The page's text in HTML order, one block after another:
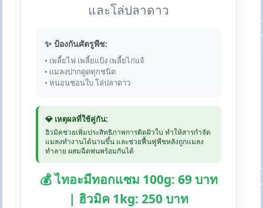
และโล่ปลาดาว
✨ ป้องกันศัตรูพืช:
• เพลี้ยไฟ เพลี้ยแป้ง เพลี้ยไก่แจ้
• แมลงปากดูดทุกชนิด
• หนอนชอนใบ โล่ปลาดาว
💎 เหตุผลที่ใช้คู่กัน:
ฮิวมิคช่วยเพิ่มประสิทธิภาพการติดผิวใบ ทำให้สารกำจัด
แมลงทำงานได้นานขึ้น และช่วยฟื้นฟูพืชหลังถูกแมลง
ทำลาย ผสมฉีดพ่นพร้อมกันได้
💰 ไทอะมีทอกแซม 100g: 69 บาท
| ฮิวมิค 1kg: 250 บาท